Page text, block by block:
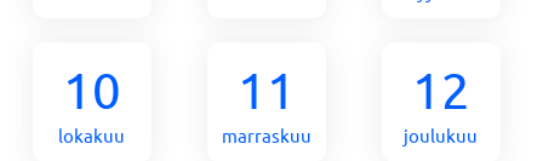
10
lokakuu
11
marraskuu
12
joulukuu